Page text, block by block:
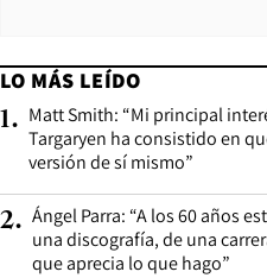
LO MÁS LEÍDO
1. Matt Smith: “Mi principal
Targaryen ha consistido en
versión de sí mismo”
2. Ángel Parra: “A los 60 años
una discografía, de una
que aprecia lo que hago”